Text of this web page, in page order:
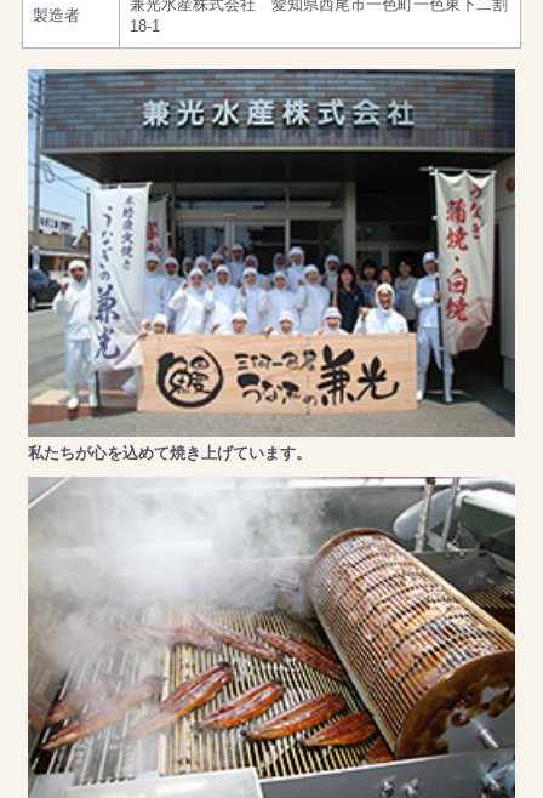
製造者
兼光水産株式会社 愛知県西尾市一色町一色東下二割
18-1
私たちが心を込めて焼き上げています。